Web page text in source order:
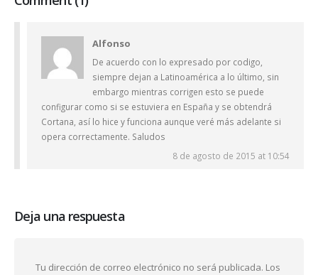
Alfonso
De acuerdo con lo expresado por codigo,
siempre dejan a Latinoamérica a lo último, sin
embargo mientras corrigen esto se puede
configurar como si se estuviera en España y se obtendrá
Cortana, así lo hice y funciona aunque veré más adelante si
opera correctamente. Saludos
8 de agosto de 2015 at 10:54
Deja una respuesta
Tu dirección de correo electrónico no será publicada. Los